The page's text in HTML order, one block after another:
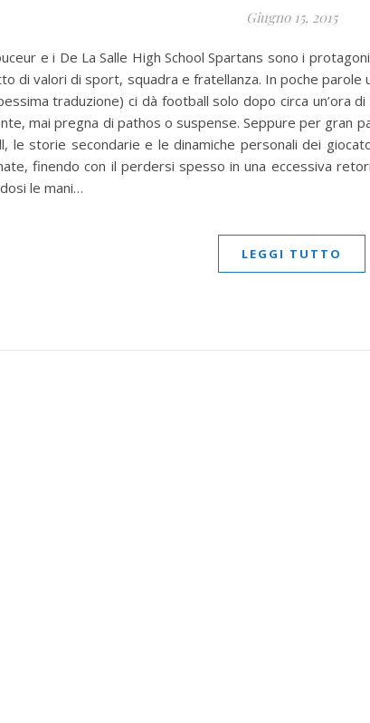
Giugno 15, 2015
e i De La Salle High School Spartans sono i
di valori di sport, squadra e fratellanza. In poche parole
traduzione) ci dà football solo dopo circa un’ora
mai pregna di pathos o suspense. Seppure per gran
le storie secondarie e le dinamiche personali dei
finendo con il perdersi spesso in una eccessiva
le mani…
LEGGI TUTTO